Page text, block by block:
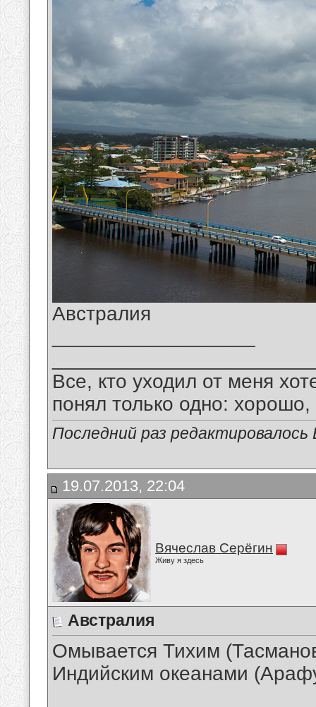
Австралия
Все, кто уходил от меня
понял только одно:
Последний раз
19.07.2013, 22:04
Вячеслав Серёгин
Живу я здесь
Австралия
Омывается Тихим
Индийским океанами